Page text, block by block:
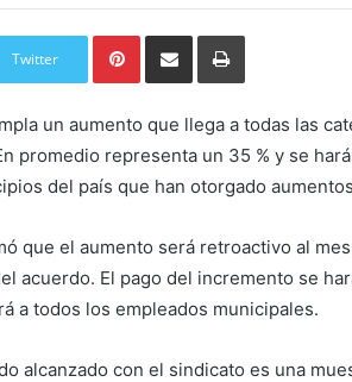
Twitter
PinterestShare
Email
Print
un aumento que llega a todas las
promedio representa un 35 % y se
del país que han otorgado
que el aumento será retroactivo al
acuerdo. El pago del incremento se
a todos los empleados municipales.
alcanzado con el sindicato es una